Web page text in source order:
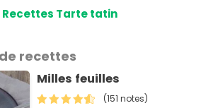
Recettes Tarte tatin
recettes
Milles feuilles
(151 notes)